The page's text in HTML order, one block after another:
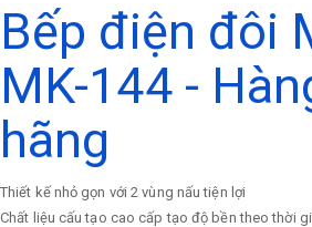
Bếp điện đôi
MK-144 -
hãng
Thiết kế nhỏ gọn với 2 vùng nấu tiện lợi
Chất liệu cấu tạo cao cấp tạo độ bền theo thời